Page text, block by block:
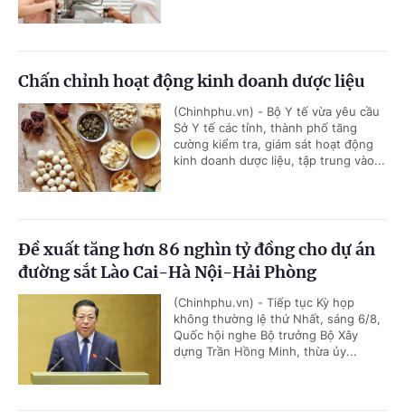
Chấn chỉnh hoạt động kinh doanh dược liệu
(Chinhphu.vn) - Bộ Y tế vừa yêu cầu
Sở Y tế các tỉnh, thành phố tăng
cường kiểm tra, giám sát hoạt động
kinh doanh dược liệu, tập trung vào...
Đề xuất tăng hơn 86 nghìn tỷ đồng cho dự án
đường sắt Lào Cai-Hà Nội-Hải Phòng
(Chinhphu.vn) - Tiếp tục Kỳ họp
không thường lệ thứ Nhất, sáng 6/8,
Quốc hội nghe Bộ trưởng Bộ Xây
dựng Trần Hồng Minh, thừa ủy...